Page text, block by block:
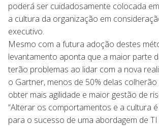
poderá ser cuidadosamente colocada
a cultura da organização em
executivo.
Mesmo com a futura adoção destes
levantamento aponta que a maior parte
terão problemas ao lidar com a nova
o Gartner, menos de 50% delas
obter mais agilidade e maior gestão de
“Alterar os comportamentos e a cultura
para o sucesso de uma abordagem de TI